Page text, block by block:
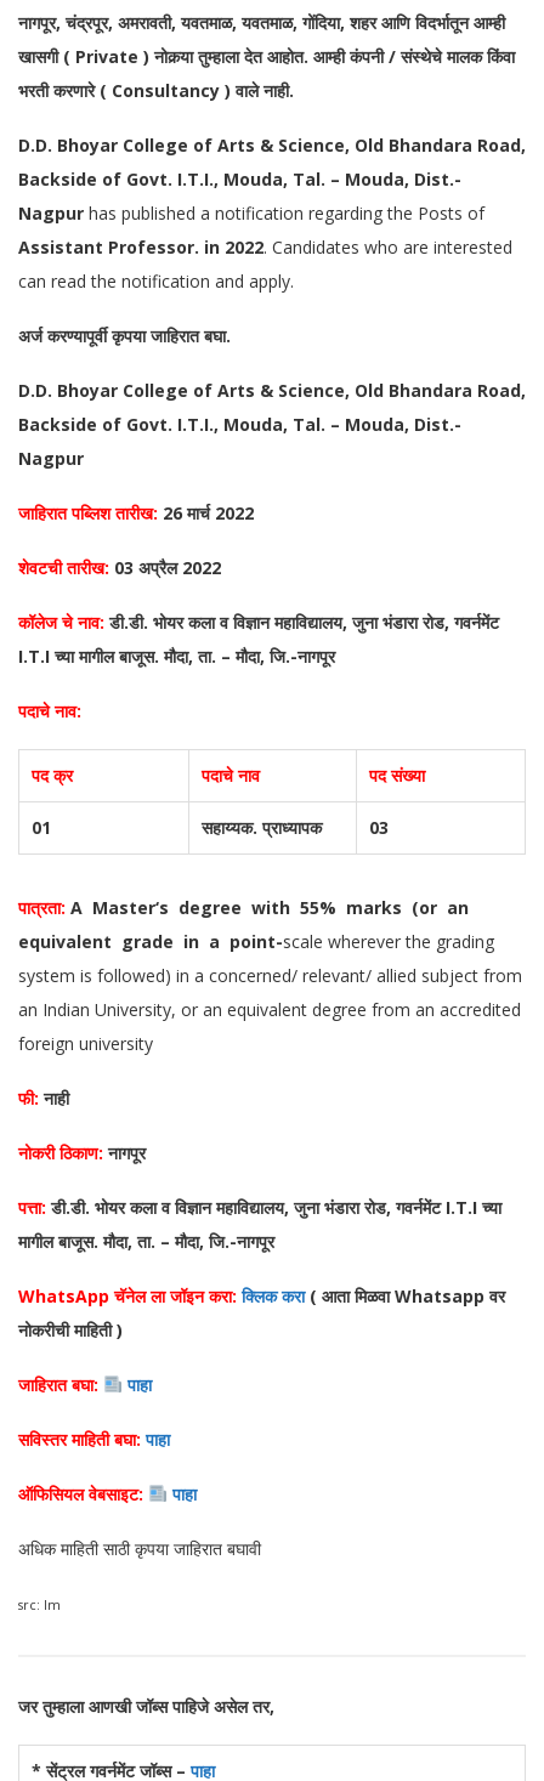
नागपूर, चंद्रपूर, अमरावती, यवतमाळ, यवतमाळ, गोंदिया, शहर आणि विदर्भातून आम्ही
खासगी ( Private ) नोकर्‍या तुम्हाला देत आहोत. आम्ही कंपनी / संस्थेचे मालक किंवा
भरती करणारे ( Consultancy ) वाले नाही.
D.D. Bhoyar College of Arts & Science, Old Bhandara Road,
Backside of Govt. I.T.I., Mouda, Tal. – Mouda, Dist.-
Nagpur has published a notification regarding the Posts of
Assistant Professor. in 2022. Candidates who are interested
can read the notification and apply.
अर्ज करण्यापूर्वी कृपया जाहिरात बघा.
D.D. Bhoyar College of Arts & Science, Old Bhandara Road,
Backside of Govt. I.T.I., Mouda, Tal. – Mouda, Dist.-
Nagpur
जाहिरात पब्लिश तारीख: 26 मार्च 2022
शेवटची तारीख: 03 अप्रैल 2022
कॉलेजचे नाव:डी.डी. भोयर कला व विज्ञान महाविद्यालय, जुना भंडारा रोड, गवर्नमेंट
I.T.I च्या मागील बाजूस. मौदा, ता. – मौदा, जि.-नागपूर
पदाचे नाव:
पद क्र पदाचे नाव पद संख्या
01 सहाय्यक. प्राध्यापक 03
पात्रता: A Master‘s degree with 55% marks (or an
equivalent grade in a point-scale wherever the grading
system is followed) in a concerned/ relevant/ allied subject from
an Indian University, or an equivalent degree from an accredited
foreign university
फी:नाही
नोकरी ठिकाण:नागपूर
पत्ता: डी.डी. भोयर कला व विज्ञान महाविद्यालय, जुना भंडारा रोड, गवर्नमेंट I.T.I च्या
मागील बाजूस. मौदा, ता. – मौदा, जि.-नागपूर
WhatsApp चॅनेल ला जॉइन करा: क्लिक करा ( आता मिळवा Whatsapp वर
नोकरीची माहिती )
जाहिरात बघा: पाहा
सविस्तर माहिती बघा: पाहा
ऑफिसियल वेबसाइट: पाहा
अधिक माहिती साठी कृपया जाहिरात बघावी
src: lm
जर तुम्हाला आणखी जॉब्स पाहिजे असेल तर,
* सेंट्रल गवर्नमेंट जॉब्स –पाहा